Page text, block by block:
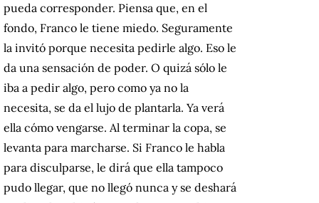
pueda corresponder. Piensa que, en el
fondo, Franco le tiene miedo. Seguramente
la invitó porque necesita pedirle algo. Eso le
da una sensación de poder. O quizá sólo le
iba a pedir algo, pero como ya no la
necesita, se da el lujo de plantarla. Ya verá
ella cómo vengarse. Al terminar la copa, se
levanta para marcharse. Si Franco le habla
para disculparse, le dirá que ella tampoco
pudo llegar, que no llegó nunca y se deshará